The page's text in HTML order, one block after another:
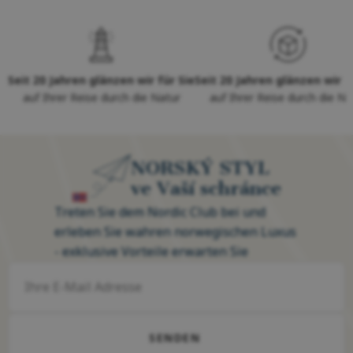
Seit 20 Jahren glänzen wir für Sie
auf Ihrer Reise durch die Natur
Seit 20 Jahren glänzen wir
auf Ihrer Reise durch die
NORSKÝ STYL
ve Vaší schránce
Treten Sie dem Nordic Club bei und
erleben Sie wahren norwegischen Luxus
- exklusive Vorteile erwarten Sie
SENDEN